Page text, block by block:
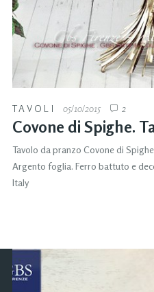
TAVOLI 05/10/2015 2
Covone di Spighe.
Tavolo da pranzo Covone di
Argento foglia. Ferro battuto e
Italy